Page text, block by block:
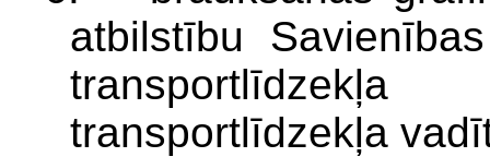
atbilstību
transportlīdzekļa